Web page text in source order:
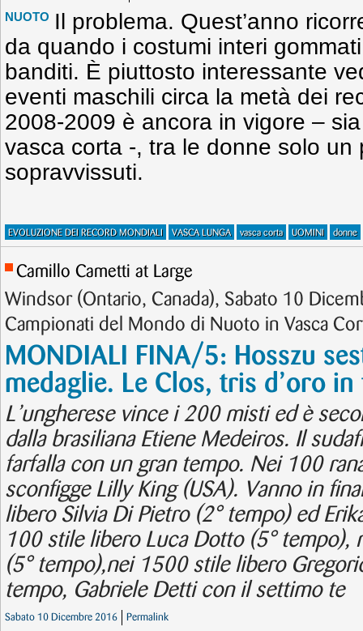
NUOTO Il problema. Quest’anno
da quando i costumi interi
banditi. È piuttosto interessante
eventi maschili circa la metà dei
2008-2009 è ancora in vigore –
vasca corta -, tra le donne solo un
sopravvissuti.
EVOLUZIONE DEI RECORD MONDIALI VASCA LUNGA vasca corta UOMINI donne
Camillo Cametti at Large
Windsor (Ontario, Canada), Sabato 10
Campionati del Mondo di Nuoto in Vasca
MONDIALI FINA/5: Hosszu
medaglie. Le Clos, tris d’oro in
L’ungherese vince i 200 misti ed è
dalla brasiliana Etiene Medeiros. Il
farfalla con un gran tempo. Nei 100
sconfigge Lilly King (USA). Vanno in
libero Silvia Di Pietro (2° tempo) ed
100 stile libero Luca Dotto (5° tempo),
(5° tempo),nei 1500 stile libero
tempo, Gabriele Detti con il settimo te
Sabato 10 Dicembre 2016 Permalink